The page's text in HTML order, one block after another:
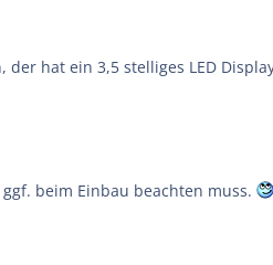
hat ein 3,5 stelliges LED
beim Einbau beachten muss.